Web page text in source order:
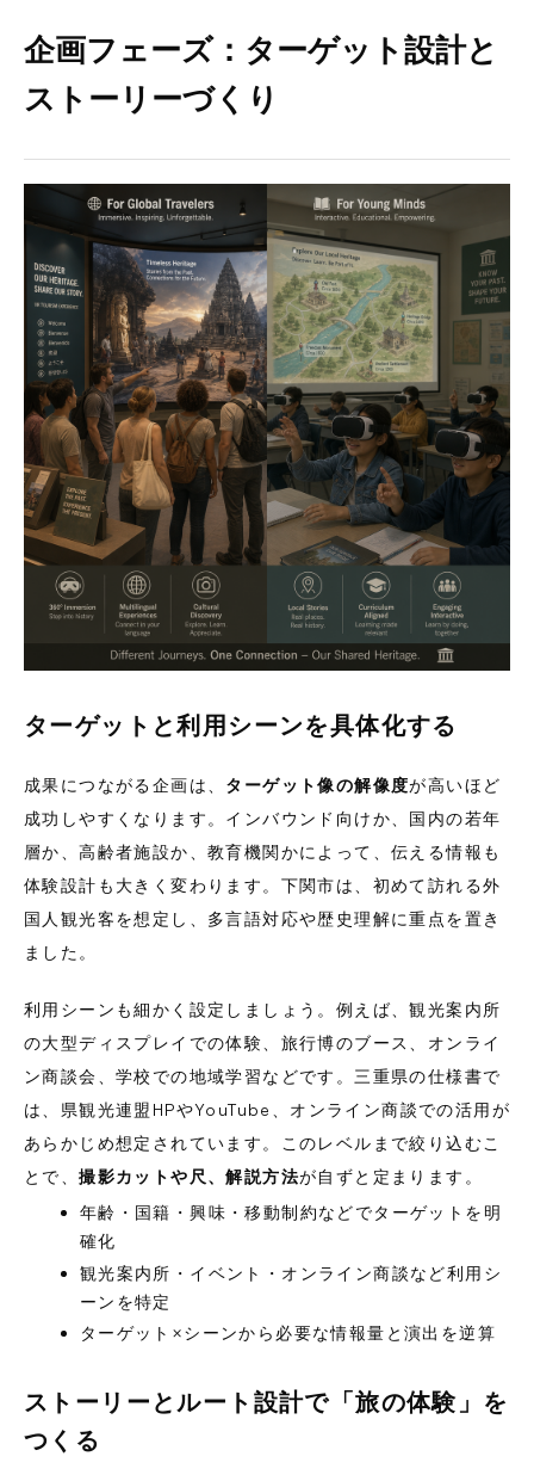
企画フェーズ：ターゲット設計と
ストーリーづくり
ターゲットと利用シーンを具体化する
成果につながる企画は、 ターゲット像の解像度が高いほど
成功しやすくなります。インバウンド向けか、国内の若年
層か、高齢者施設か、教育機関かによって、伝える情報も
体験設計も大きく変わります。下関市は、初めて訪れる外
国人観光客を想定し、多言語対応や歴史理解に重点を置き
ました。
利用シーンも細かく設定しましょう。例えば、観光案内所
の大型ディスプレイでの体験、旅行博のブース、オンライ
ン商談会、学校での地域学習などです。三重県の仕様書で
は、県観光連盟HPやYouTube、オンライン商談での活用が
あらかじめ想定されています。このレベルまで絞り込むこ
とで、撮影カットや尺、解説方法が自ずと定まります。
年齢・国籍・興味・移動制約などでターゲットを明
確化
観光案内所・イベント・オンライン商談など利用シ
ーンを特定
ターゲット×シーンから必要な情報量と演出を逆算
ストーリーとルート設計で「旅の体験」を
つくる